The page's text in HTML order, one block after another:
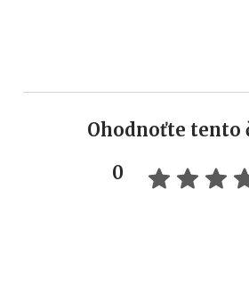
Ohodnoťte tento
0